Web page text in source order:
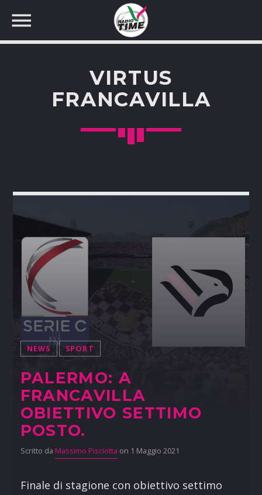
CERCA NEL SITO WEB:
VIRTUS
FRANCAVILLA
NEWS SPORT
PALERMO: A
FRANCAVILLA
OBIETTIVO SETTIMO
POSTO.
Scritto da Massimo Pisciotta on 1 Maggio 2021
Finale di stagione con obiettivo settimo